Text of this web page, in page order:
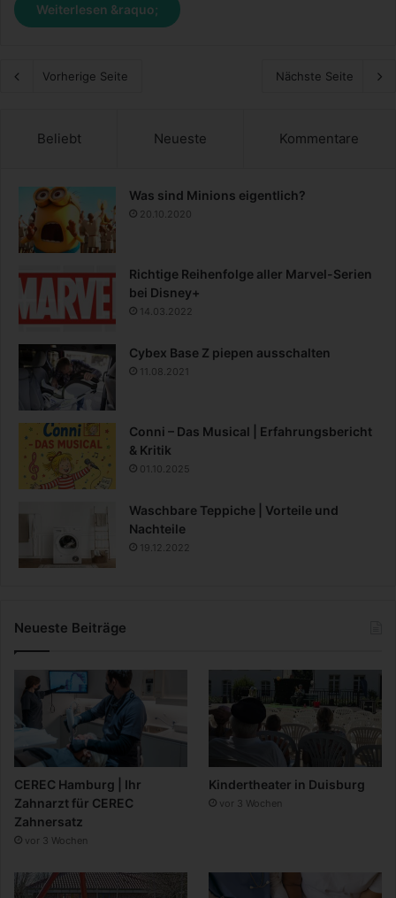
Weiterlesen &raquo;
Vorherige Seite Nächste Seite
Beliebt Neueste Kommentare
Was sind Minions eigentlich?
20.10.2020
Richtige Reihenfolge aller Marvel-Serien
bei Disney+
14.03.2022
Cybex Base Z piepen ausschalten
11.08.2021
Conni – Das Musical | Erfahrungsbericht
& Kritik
01.10.2025
Waschbare Teppiche | Vorteile und
Nachteile
19.12.2022
Neueste Beiträge
CEREC Hamburg | Ihr
Zahnarzt für CEREC
Zahnersatz
vor 3 Wochen
Kindertheater in Duisburg
vor 3 Wochen